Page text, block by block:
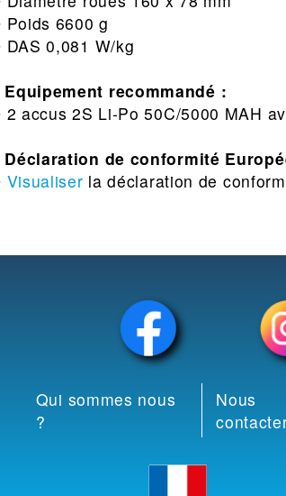
Poids 6600 g
DAS 0,081 W/kg
Equipement recommandé :
2 accus 2S Li-Po 50C/5000 MAH
Déclaration de conformité
Visualiser la déclaration de
Qui sommes nous
?
Nous